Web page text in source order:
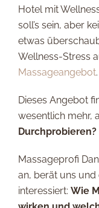
Hotel mit
soll’s sein, aber
etwas
Wellness-Stress
Massageangebot
Dieses Angebot
wesentlich mehr,
Durchprobieren?
Massageprofi
an, berät uns
interessiert: Wie